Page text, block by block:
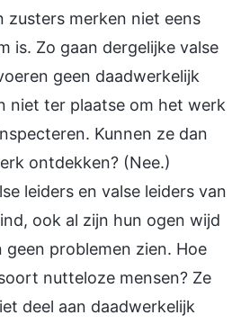
zusters merken niet eens
is. Zo gaan dergelijke valse
geen daadwerkelijk
niet ter plaatse om het werk
Kunnen ze dan
ontdekken? (Nee.)
leiders en valse leiders van
ook al zijn hun ogen wijd
geen problemen zien. Hoe
nutteloze mensen? Ze
deel aan daadwerkelijk